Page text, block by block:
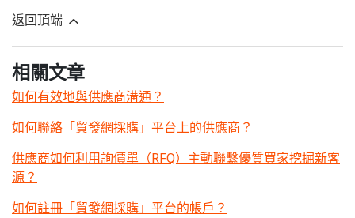
返回頂端
相關文章
如何有效地與供應商溝通？
如何聯絡「貿發網採購」平台上的供應商？
供應商如何利用詢價單（RFQ）主動聯繫優質買家挖掘新客
源？
如何註冊「貿發網採購」平台的帳戶？